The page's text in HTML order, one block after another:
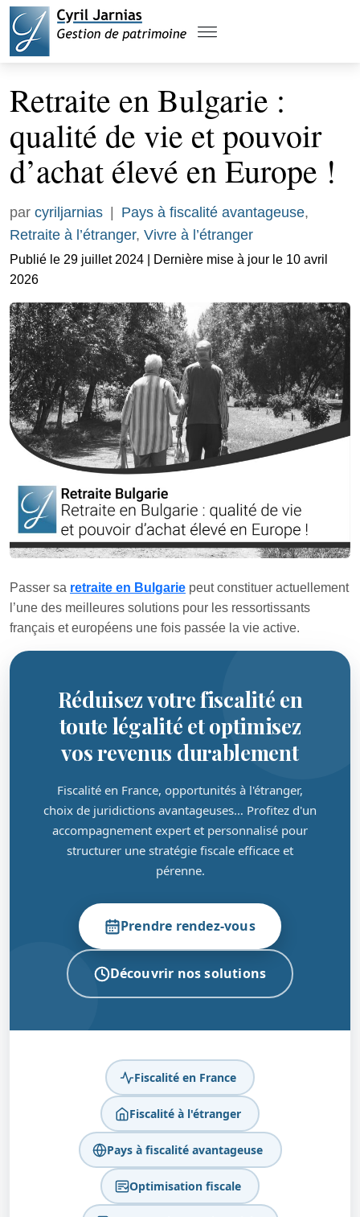
Retraite en Bulgarie :
qualité de vie et pouvoir
d’achat élevé en Europe !
par cyriljarnias Pays à fiscalité avantageuse,
Retraite à l’étranger, Vivre à l’étranger
Publié le 29 juillet 2024 | Dernière mise à jour le 10 avril
2026
Passer sa retraite en Bulgarie peut constituer actuellement
l’une des meilleures solutions pour les ressortissants
français et européens une fois passée la vie active.
Réduisez votre fiscalité en
toute légalité et optimisez
vos revenus durablement
Fiscalité en France, opportunités à l'étranger,
choix de juridictions avantageuses… Profitez d'un
accompagnement expert et personnalisé pour
structurer une stratégie fiscale efficace et
pérenne.
Prendre rendez-vous
Découvrir nos solutions
Fiscalité en France
Fiscalité à l'étranger
Pays à fiscalité avantageuse
Optimisation fiscale